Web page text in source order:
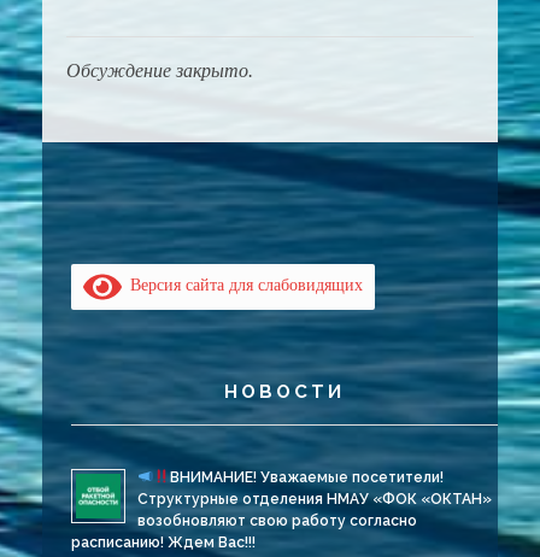
Обсуждение закрыто.
Версия сайта для слабовидящих
НОВОСТИ
ВНИМАНИЕ! Уважаемые посетители!
Структурные отделения НМАУ «ФОК «ОКТАН»
возобновляют свою работу согласно
расписанию! Ждем Вас!!!